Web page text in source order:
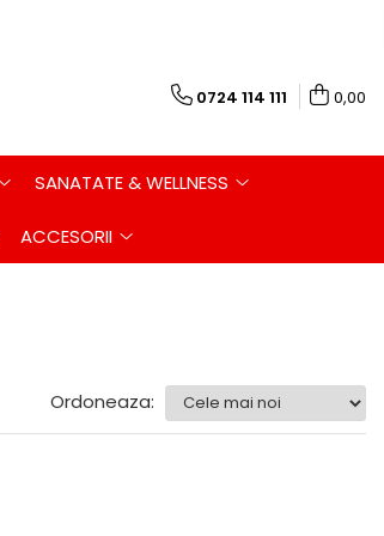
0724 114 111 0,00
SANATATE & WELLNESS
ACCESORII
Ordoneaza: